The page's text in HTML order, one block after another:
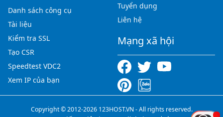
Danh sách công cụ
Tài liệu
Kiểm tra SSL
Tạo CSR
Speedtest VDC2
Xem IP của bạn
Tuyển dụng
Liên hệ
Mạng xã hội
Copyright © 2012-2026 123HOST.VN - All rights reserved.